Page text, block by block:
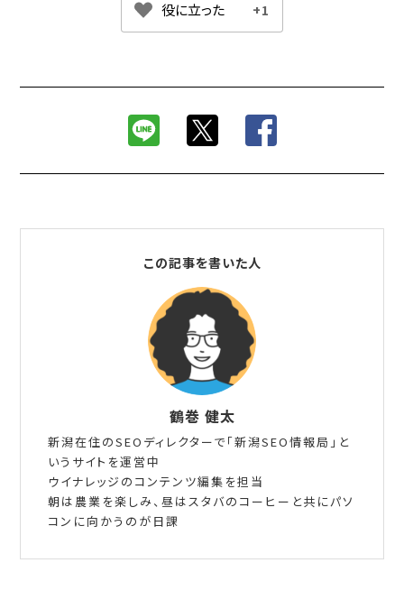
+1
この記事を書いた人
鶴巻 健太
新潟在住のSEOディレクターで「新潟SEO情報局」と
いうサイトを運営中
ウイナレッジのコンテンツ編集を担当
朝は農業を楽しみ、昼はスタバのコーヒーと共にパソ
コンに向かうのが日課